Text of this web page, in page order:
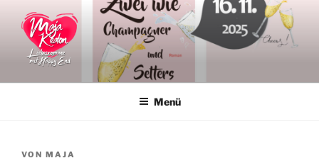
Inhalt
springen
MAJA KEATON
Menü
VERÖFFENTLICHT
VON MAJA